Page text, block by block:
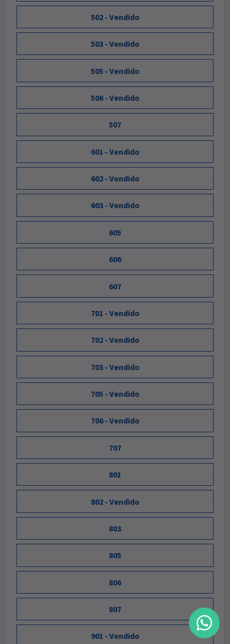
502 - Vendido
503 - Vendido
505 - Vendido
506 - Vendido
507
601 - Vendido
602 - Vendido
603 - Vendido
605
606
607
701 - Vendido
702 - Vendido
703 - Vendido
705 - Vendido
706 - Vendido
707
801
802 - Vendido
803
805
806
807
901 - Vendido